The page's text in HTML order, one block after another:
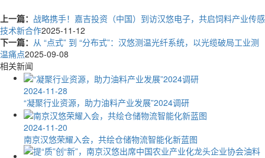
上一篇： 战略携手！嘉吉投资（中国）到访汉悠电子，共启饲料产业传感
技术新合作2025-11-12
下一篇： 从 “点式” 到 “分布式”：汉悠测温光纤系统，以光缆破局工业测
温痛点2025-09-08
相关新闻
2024-11-28
“凝聚行业资源，助力油料产业发展”2024调研
2024-11-20
南京汉悠荣耀入会，共绘仓储物流智能化新蓝图